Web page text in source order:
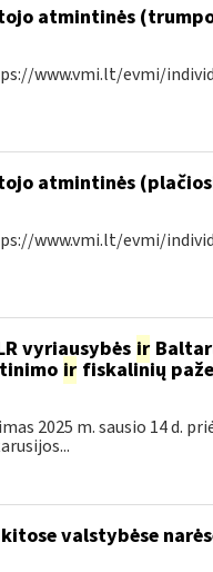
atmintinės
www.vmi.lt/evmi/
atmintinės
www.vmi.lt/evmi/
vyriausybės ir
irfiskalinių
2025 m. sausio 14 d.
valstybėse